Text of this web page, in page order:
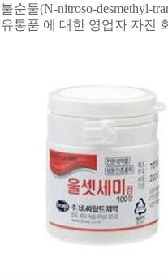
불순물(N-nitroso-desmethyl-
유통품 에 대한 영업자 자진